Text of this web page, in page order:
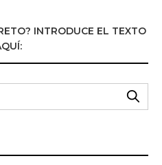
INTRODUCE EL TEXTO